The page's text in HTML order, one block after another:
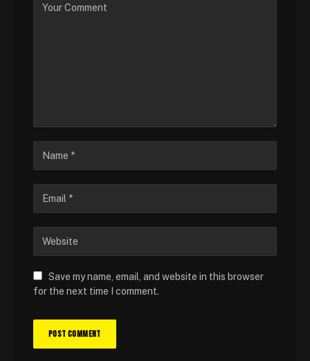
Save my name, email, and website in this browser
for the next time I comment.